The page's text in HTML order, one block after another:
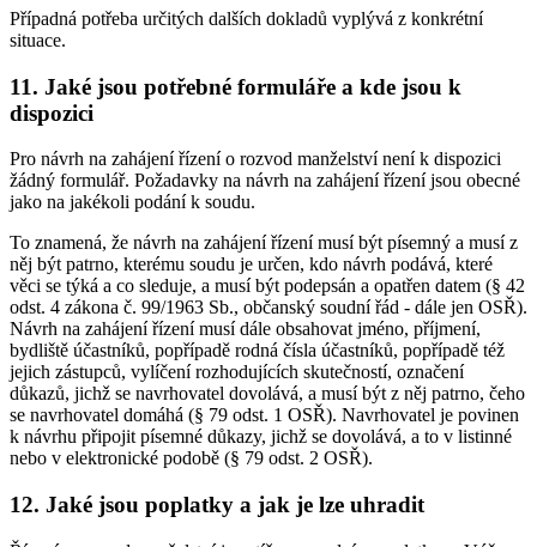
Případná potřeba určitých dalších dokladů vyplývá z konkrétní
situace.
11. Jaké jsou potřebné formuláře a kde jsou k
dispozici
Pro návrh na zahájení řízení o rozvod manželství není k dispozici
žádný formulář. Požadavky na návrh na zahájení řízení jsou obecné
jako na jakékoli podání k soudu.
To znamená, že návrh na zahájení řízení musí být písemný a musí z
něj být patrno, kterému soudu je určen, kdo návrh podává, které
věci se týká a co sleduje, a musí být podepsán a opatřen datem (§ 42
odst. 4 zákona č. 99/1963 Sb., občanský soudní řád - dále jen OSŘ).
Návrh na zahájení řízení musí dále obsahovat jméno, příjmení,
bydliště účastníků, popřípadě rodná čísla účastníků, popřípadě též
jejich zástupců, vylíčení rozhodujících skutečností, označení
důkazů, jichž se navrhovatel dovolává, a musí být z něj patrno, čeho
se navrhovatel domáhá (§ 79 odst. 1 OSŘ). Navrhovatel je povinen
k návrhu připojit písemné důkazy, jichž se dovolává, a to v listinné
nebo v elektronické podobě (§ 79 odst. 2 OSŘ).
12. Jaké jsou poplatky a jak je lze uhradit